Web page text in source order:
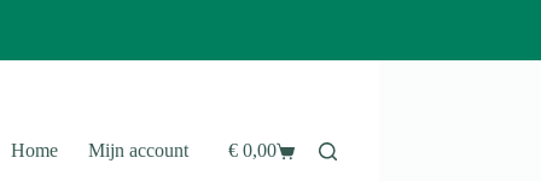
Home Mijn account Winkelwagen
€0,00